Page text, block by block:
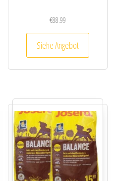
€88.99
Siehe Angebot